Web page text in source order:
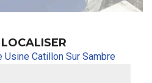
Usine Catillon Sur Sambre